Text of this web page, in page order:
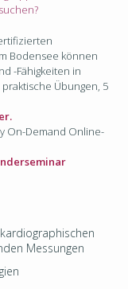
Bodensee können
-Fähigkeiten in
praktische Übungen, 5
On-Demand Online-
Messungen